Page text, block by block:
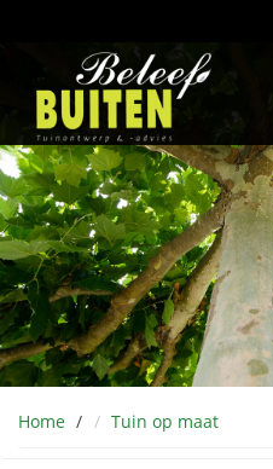
Home Tuin op maat